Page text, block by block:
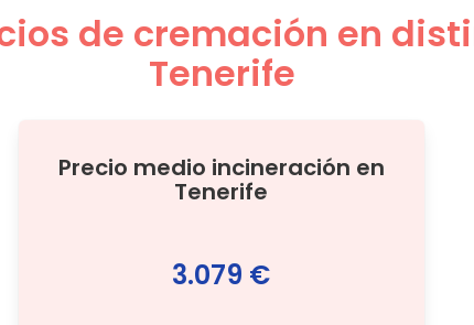
de cremación en
Tenerife
Precio medio incineración en
Tenerife
3.079 €